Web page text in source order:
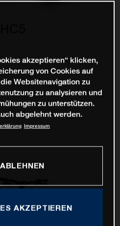
akzeptieren“ klicken,
von Cookies auf
Websitenavigation zu
zu analysieren und
zu unterstützen.
abgelehnt werden.
Impressum
AKZEPTIEREN